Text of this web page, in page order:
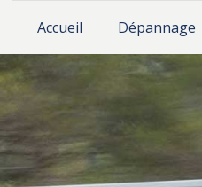
Accueil Dépannage